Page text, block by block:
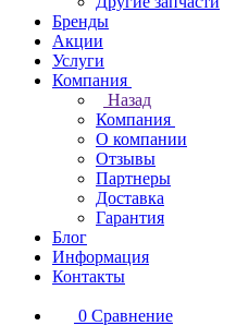
Бренды
Акции
Услуги
Компания
Назад
Компания
О компании
Отзывы
Партнеры
Доставка
Гарантия
Блог
Информация
Контакты
0 Сравнение